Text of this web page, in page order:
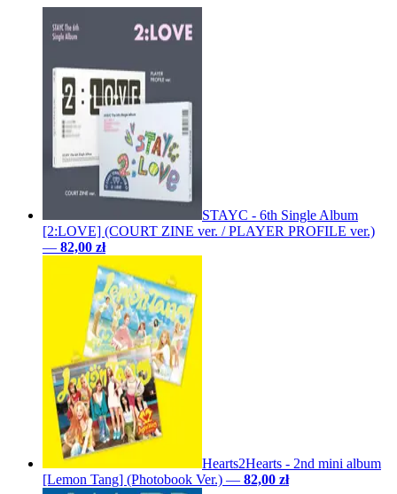
STAYC - 6th Single Album
[2:LOVE] (COURT ZINE ver. / PLAYER PROFILE ver.)
— 82,00 zł
Hearts2Hearts - 2nd mini album
[Lemon Tang] (Photobook Ver.) — 82,00 zł